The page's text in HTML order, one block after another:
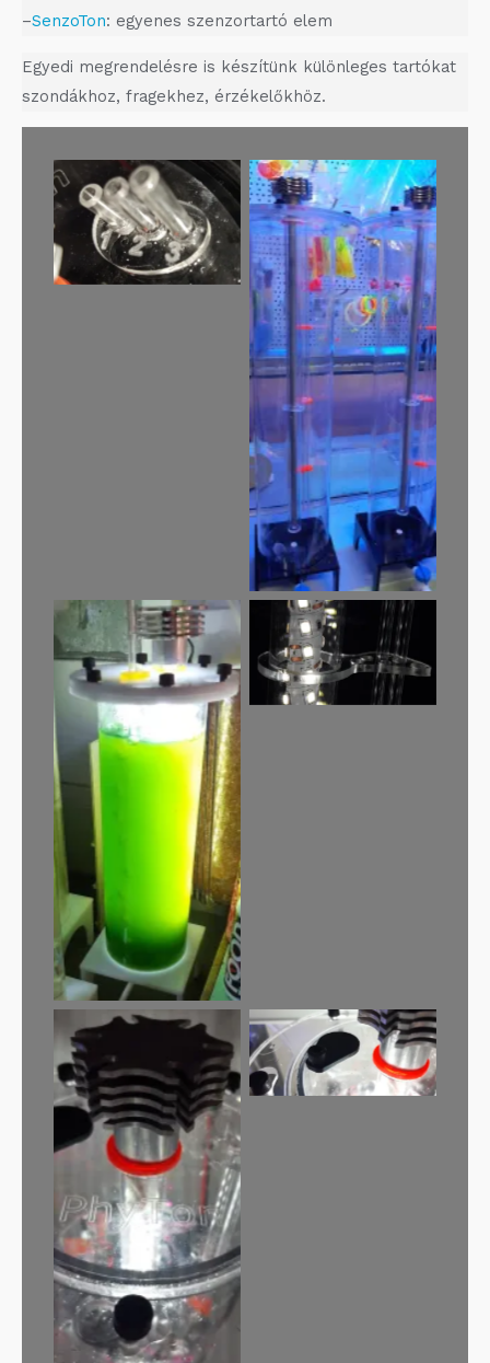
–SenzoTon: egyenes szenzortartó elem
Egyedi megrendelésre is készítünk különleges tartókat
szondákhoz, fragekhez, érzékelőkhöz.
Levegőcsövek:
1: szellőző
2-3: Co2-levegő
A távtartók 1
literenkénti
beosztással
Működés közben a
Lámpa-légcső
távtartó
Passzív hűtés a LED
világításnak
Guillard etető nyílás